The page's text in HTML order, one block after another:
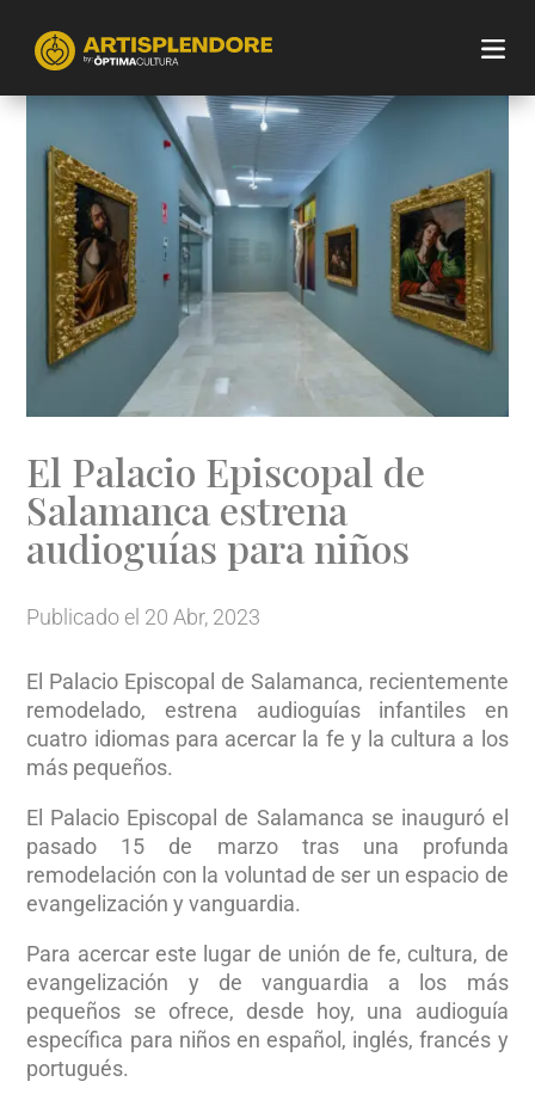
El Palacio Episcopal de
Salamanca estrena
audioguías para niños
Publicado el 20 Abr, 2023
El Palacio Episcopal de Salamanca, recientemente
remodelado, estrena audioguías infantiles en
cuatro idiomas para acercar la fe y la cultura a los
más pequeños.
El Palacio Episcopal de Salamanca se inauguró el
pasado 15 de marzo tras una profunda
remodelación con la voluntad de ser un espacio de
evangelización y vanguardia.
Para acercar este lugar de unión de fe, cultura, de
evangelización y de vanguardia a los más
pequeños se ofrece, desde hoy, una audioguía
específica para niños en español, inglés, francés y
portugués.